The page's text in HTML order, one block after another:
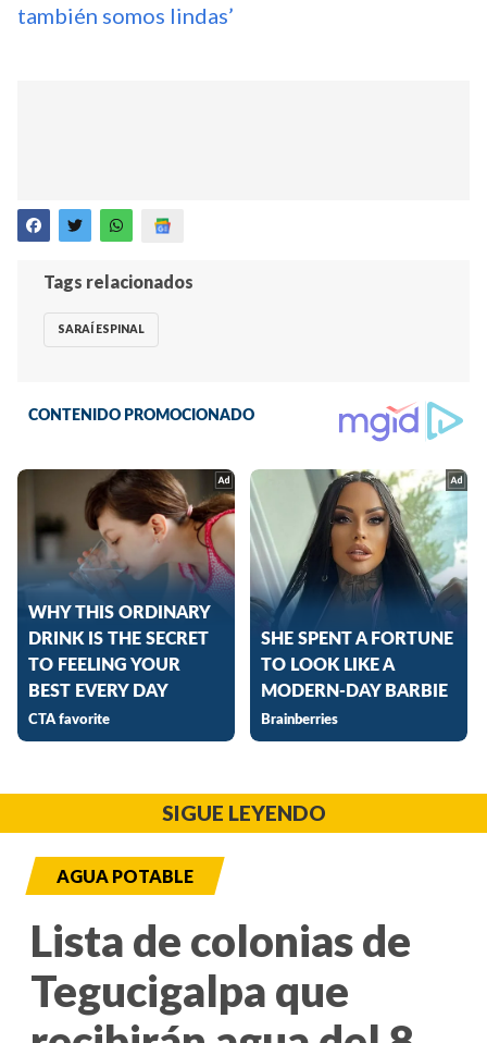
también somos lindas’
Tags relacionados
SARAÍ ESPINAL
SIGUE LEYENDO
AGUA POTABLE
Lista de colonias de
Tegucigalpa que